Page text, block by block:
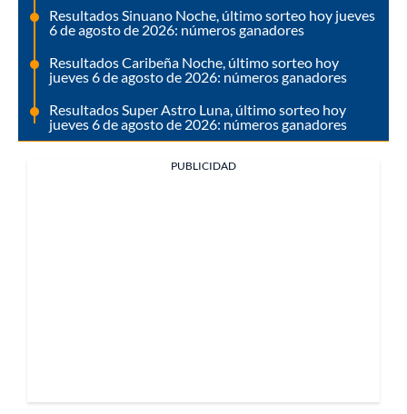
Resultados Sinuano Noche, último sorteo hoy jueves
6 de agosto de 2026: números ganadores
Resultados Caribeña Noche, último sorteo hoy
jueves 6 de agosto de 2026: números ganadores
Resultados Super Astro Luna, último sorteo hoy
jueves 6 de agosto de 2026: números ganadores
PUBLICIDAD